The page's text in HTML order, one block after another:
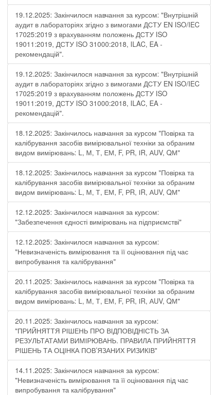
19.12.2025: Закінчилося навчання за курсом: "Внутрішній
аудит в лабораторіях згідно з вимогами ДСТУ EN ISO/IEC
17025:2019 з врахуванням положень ДСТУ ISO
19011:2019, ДСТУ ISO 31000:2018, ILAC, EA -
рекомендацій".
19.12.2025: Закінчилося навчання за курсом: "Внутрішній
аудит в лабораторіях згідно з вимогами ДСТУ EN ISO/IEC
17025:2019 з врахуванням положень ДСТУ ISO
19011:2019, ДСТУ ISO 31000:2018, ILAC, EA -
рекомендацій".
18.12.2025: Закінчилось навчання за курсом "Повірка та
калібрування засобів вимірювальної техніки за обраним
видом вимірювань: L, М, Т, ЕМ, F, РR, ІR, АUV, QМ"
18.12.2025: Закінчилось навчання за курсом "Повірка та
калібрування засобів вимірювальної техніки за обраним
видом вимірювань: L, М, Т, ЕМ, F, РR, ІR, АUV, QМ"
12.12.2025: Закінчилося навчання за курсом:
"Забезпечення єдності вимірювань на підприємстві"
12.12.2025: Закінчилося навчання за курсом:
"Невизначеність вимірювання та її оцінювання під час
випробування та калібрування"
20.11.2025: Закінчилось навчання за курсом "Повірка та
калібрування засобів вимірювальної техніки за обраним
видом вимірювань: L, М, Т, ЕМ, F, РR, ІR, АUV, QМ"
20.11.2025: Закінчилось навчання за курсом:
"ПРИЙНЯТТЯ РІШЕНЬ ПРО ВІДПОВІДНІСТЬ ЗА
РЕЗУЛЬТАТАМИ ВИМІРЮВАНЬ. ПРАВИЛА ПРИЙНЯТТЯ
РІШЕНЬ ТА ОЦІНКА ПОВ’ЯЗАНИХ РИЗИКІВ"
14.11.2025: Закінчилося навчання за курсом:
"Невизначеність вимірювання та її оцінювання під час
випробування та калібрування"